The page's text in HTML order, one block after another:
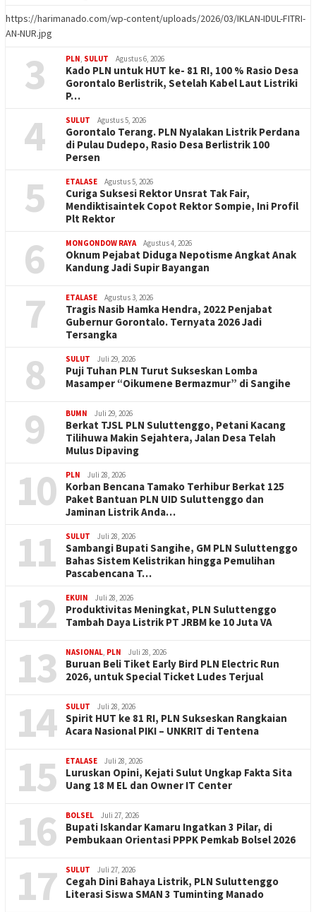
https://harimanado.com/wp-content/uploads/2026/03/IKLAN-IDUL-FITRI-
AN-NUR.jpg
3 PLN, SULUT Agustus 6, 2026
Kado PLN untuk HUT ke- 81 RI, 100 % Rasio Desa
Gorontalo Berlistrik, Setelah Kabel Laut Listriki
P…
4 SULUT Agustus 5, 2026
Gorontalo Terang. PLN Nyalakan Listrik Perdana
di Pulau Dudepo, Rasio Desa Berlistrik 100
Persen
5 ETALASE Agustus 5, 2026
Curiga Suksesi Rektor Unsrat Tak Fair,
Mendiktisaintek Copot Rektor Sompie, Ini Profil
Plt Rektor
6 MONGONDOW RAYA Agustus 4, 2026
Oknum Pejabat Diduga Nepotisme Angkat Anak
Kandung Jadi Supir Bayangan
7 ETALASE Agustus 3, 2026
Tragis Nasib Hamka Hendra, 2022 Penjabat
Gubernur Gorontalo. Ternyata 2026 Jadi
Tersangka
8 SULUT Juli 29, 2026
Puji Tuhan PLN Turut Sukseskan Lomba
Masamper “Oikumene Bermazmur” di Sangihe
9 BUMN Juli 29, 2026
Berkat TJSL PLN Suluttenggo, Petani Kacang
Tilihuwa Makin Sejahtera, Jalan Desa Telah
Mulus Dipaving
10 PLN Juli 28, 2026
Korban Bencana Tamako Terhibur Berkat 125
Paket Bantuan PLN UID Suluttenggo dan
Jaminan Listrik Anda…
11 SULUT Juli 28, 2026
Sambangi Bupati Sangihe, GM PLN Suluttenggo
Bahas Sistem Kelistrikan hingga Pemulihan
Pascabencana T…
12 EKUIN Juli 28, 2026
Produktivitas Meningkat, PLN Suluttenggo
Tambah Daya Listrik PT JRBM ke 10 Juta VA
13 NASIONAL, PLN Juli 28, 2026
Buruan Beli Tiket Early Bird PLN Electric Run
2026, untuk Special Ticket Ludes Terjual
14 SULUT Juli 28, 2026
Spirit HUT ke 81 RI, PLN Sukseskan Rangkaian
Acara Nasional PIKI – UNKRIT di Tentena
15 ETALASE Juli 28, 2026
Luruskan Opini, Kejati Sulut Ungkap Fakta Sita
Uang 18 M EL dan Owner IT Center
16 BOLSEL Juli 27, 2026
Bupati Iskandar Kamaru Ingatkan 3 Pilar, di
Pembukaan Orientasi PPPK Pemkab Bolsel 2026
17 SULUT Juli 27, 2026
Cegah Dini Bahaya Listrik, PLN Suluttenggo
Literasi Siswa SMAN 3 Tuminting Manado